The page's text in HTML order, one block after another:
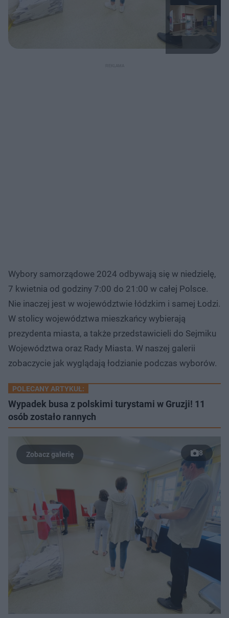
Wybory samorządowe 2024 odbywają się w niedzielę,
7 kwietnia od godziny 7:00 do 21:00 w całej Polsce.
Nie inaczej jest w województwie łódzkim i samej Łodzi.
W stolicy województwa mieszkańcy wybierają
prezydenta miasta, a także przedstawicieli do Sejmiku
Województwa oraz Rady Miasta. W naszej galerii
zobaczycie jak wyglądają łodzianie podczas wyborów.
POLECANY ARTYKUŁ:
Wypadek busa z polskimi turystami w Gruzji! 11
osób zostało rannych
8